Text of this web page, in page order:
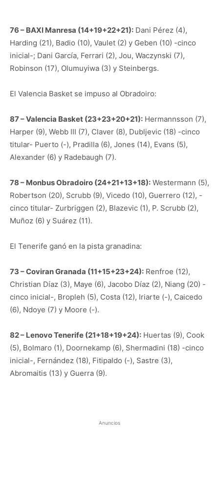
76 – BAXI Manresa (14+19+22+21): Dani Pérez (4),
Harding (21), Badio (10), Vaulet (2) y Geben (10) -cinco
inicial-; Dani García, Ferrari (2), Jou, Waczynski (7),
Robinson (17), Olumuyiwa (3) y Steinbergs.
El Valencia Basket se impuso al Obradoiro:
87 – Valencia Basket (23+23+20+21): Hermannsson (7),
Harper (9), Webb III (7), Claver (8), Dubljevic (18) -cinco
titular- Puerto (-), Pradilla (6), Jones (14), Evans (5),
Alexander (6) y Radebaugh (7).
78 – Monbus Obradoiro (24+21+13+18): Westermann (5),
Robertson (20), Scrubb (9), Vicedo (10), Guerrero (12), -
cinco titular- Zurbriggen (2), Blazevic (1), P. Scrubb (2),
Muñoz (6) y Suárez (11).
El Tenerife ganó en la pista granadina:
73 – Coviran Granada (11+15+23+24): Renfroe (12),
Christian Díaz (3), Maye (6), Jacobo Díaz (2), Niang (20) -
cinco inicial-, Bropleh (5), Costa (12), Iriarte (-), Caicedo
(6), Ndoye (7) y Moore (-).
82 – Lenovo Tenerife (21+18+19+24): Huertas (9), Cook
(5), Bolmaro (1), Doornekamp (6), Shermadini (18) -cinco
inicial-, Fernández (18), Fitipaldo (-), Sastre (3),
Abromaitis (13) y Guerra (9).
Anuncios